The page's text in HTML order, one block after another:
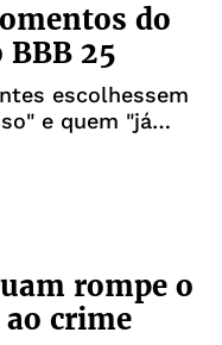
do
25
escolhessem
e quem "já
rompe o
crime